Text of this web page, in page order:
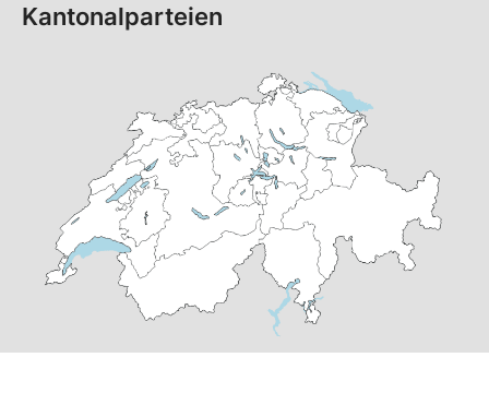
Kantonalparteien